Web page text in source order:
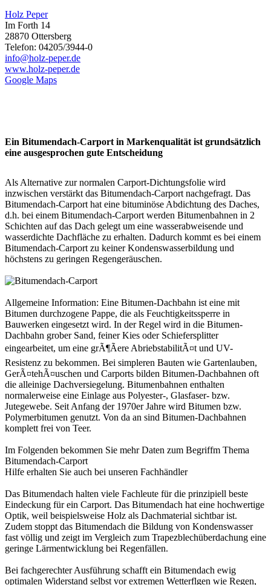
Holz Peper
Im Forth 14
28870 Ottersberg
Telefon: 04205/3944-0
info@holz-peper.de
www.holz-peper.de
Google Maps
Ein Bitumendach-Carport in Markenqualität ist grundsätzlich
eine ausgesprochen gute Entscheidung
Als Alternative zur normalen Carport-Dichtungsfolie wird
inzwischen verstärkt das Bitumendach-Carport nachgefragt. Das
Bitumendach-Carport hat eine bituminöse Abdichtung des Daches,
d.h. bei einem Bitumendach-Carport werden Bitumenbahnen in 2
Schichten auf das Dach gelegt um eine wasserabweisende und
wasserdichte Dachfläche zu erhalten. Dadurch kommt es bei einem
Bitumendach-Carport zu keiner Kondenswasserbildung und
höchstens zu geringen Regengeräuschen.
Allgemeine Information: Eine Bitumen-Dachbahn ist eine mit
Bitumen durchzogene Pappe, die als Feuchtigkeitssperre in
Bauwerken eingesetzt wird. In der Regel wird in die Bitumen-
Dachbahn grober Sand, feiner Kies oder Schiefersplitter
eingearbeitet, um eine grÃ¶Ãere AbriebstabilitÃ¤t und UV-
Resistenz zu bekommen. Bei simpleren Bauten wie Gartenlauben,
GerÃ¤tehÃ¤uschen und Carports bilden Bitumen-Dachbahnen oft
die alleinige Dachversiegelung. Bitumenbahnen enthalten
normalerweise eine Einlage aus Polyester-, Glasfaser- bzw.
Jutegewebe. Seit Anfang der 1970er Jahre wird Bitumen bzw.
Polymerbitumen genutzt. Von da an sind Bitumen-Dachbahnen
komplett frei von Teer.
Im Folgenden bekommen Sie mehr Daten zum Begriffm Thema
Bitumendach-Carport
Hilfe erhalten Sie auch bei unseren Fachhändler
Das Bitumendach halten viele Fachleute für die prinzipiell beste
Eindeckung für ein Carport. Das Bitumendach hat eine hochwertige
Optik, weil beispielsweise Holz als Dachmaterial sichtbar ist.
Zudem stoppt das Bitumendach die Bildung von Kondenswasser
fast völlig und zeigt im Vergleich zum Trapezblechüberdachung eine
geringe Lärmentwicklung bei Regenfällen.
Bei fachgerechter Ausführung schafft ein Bitumendach ewig
optimalen Widerstand selbst vor extremen Wetterflgen wie Regen,